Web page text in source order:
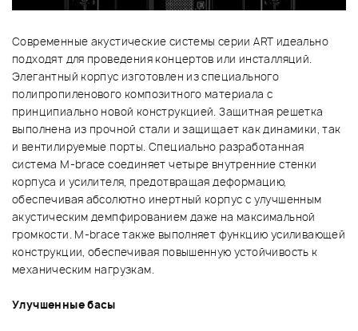
Современные акустические системы серии ART идеально
подходят для проведения концертов или инсталляций.
Элегантный корпус изготовлен из специального
полипропиленового композитного материала с
принципиально новой конструкцией. Защитная решетка
выполнена из прочной стали и защищает как динамики, так
и вентилируемые порты. Специально разработанная
система M-brace соединяет четыре внутренние стенки
корпуса и усилителя, предотвращая деформацию,
обеспечивая абсолютно инертный корпус с улучшенным
акустическим демпфированием даже на максимальной
громкости. M-brace также выполняет функцию усиливающей
конструкции, обеспечивая повышенную устойчивость к
механическим нагрузкам.
Улучшенные басы